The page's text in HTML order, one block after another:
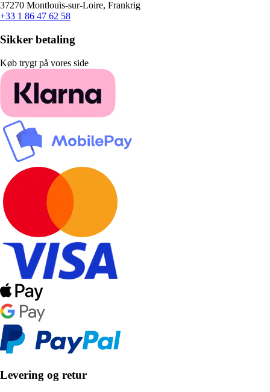
37270 Montlouis-sur-Loire, Frankrig
+33 1 86 47 62 58
Sikker betaling
Køb trygt på vores side
Levering og retur